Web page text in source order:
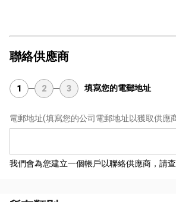
聯絡供應商
1 2 3 填寫您的電郵地址
電郵地址(填寫您的公司電郵地址以獲取供應
我們會為您建立一個帳戶以聯絡供應商，請查